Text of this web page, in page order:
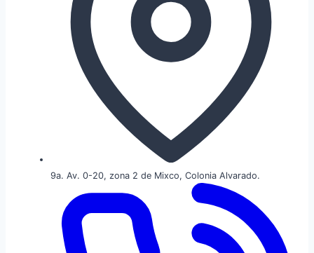
9a. Av. 0-20, zona 2 de Mixco, Colonia Alvarado.